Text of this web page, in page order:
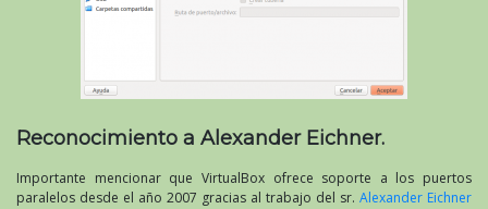
Reconocimiento a Alexander Eichner.
Importante mencionar que VirtualBox ofrece soporte a los puertos
paralelos desde el año 2007 gracias al trabajo del sr. Alexander Eichner